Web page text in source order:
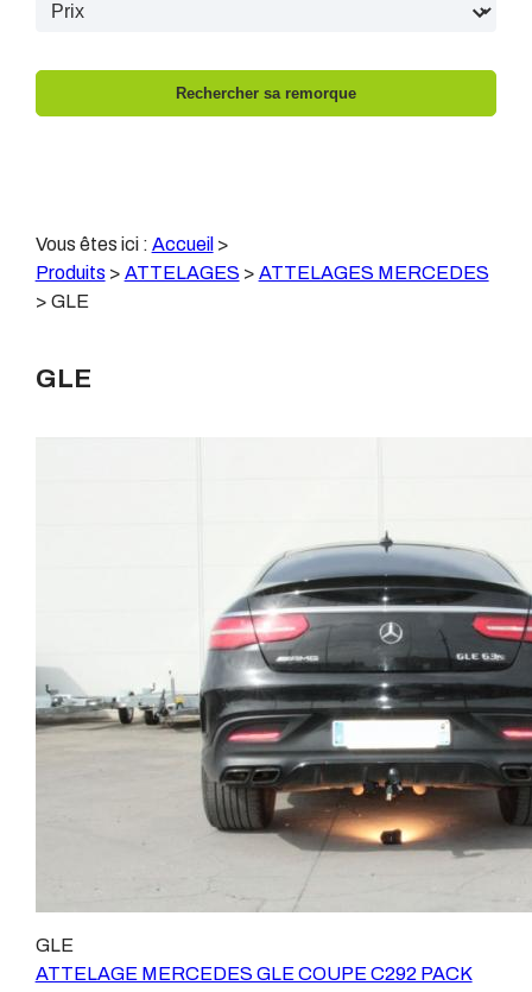
Vous êtes ici : Accueil >
Produits > ATTELAGES > ATTELAGES MERCEDES
> GLE
GLE
GLE
ATTELAGE MERCEDES GLE COUPE C292 PACK